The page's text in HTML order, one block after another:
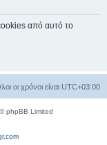
σ
από αυτό το
οι χρόνοι είναι UTC+03:00
phpBB Limited